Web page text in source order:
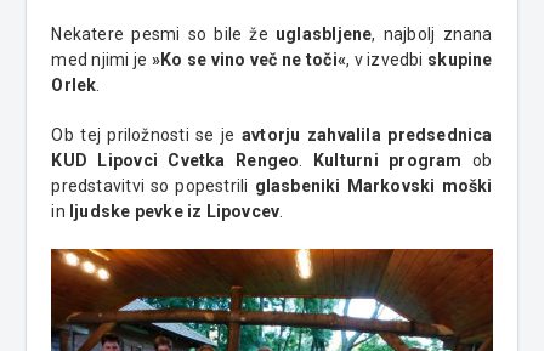
Nekatere pesmi so bile že uglasbljene, najbolj znana
med njimi je »Ko se vino več ne toči«, v izvedbi skupine
Orlek
Ob tej priložnosti se je avtorju zahvalila predsednica
KUD Lipovci Cvetka Rengeo
Kulturni program
ob
predstavitvi so popestrili glasbeniki Markovski moški
in ljudske pevke iz Lipovcev